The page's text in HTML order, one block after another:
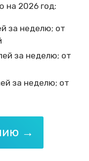
на 2026 год:
за неделю; от
за неделю; от
за неделю; от
→